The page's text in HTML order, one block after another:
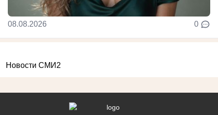
08.08.2026 0
Новости СМИ2